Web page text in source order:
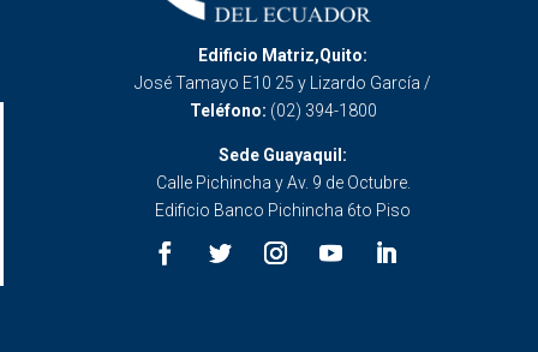
Edificio Matriz,Quito:
José Tamayo E10 25 y Lizardo García /
Teléfono: (02) 394-1800
Sede Guayaquil:
Calle Pichincha y Av. 9 de Octubre.
Edificio Banco Pichincha 6to Piso